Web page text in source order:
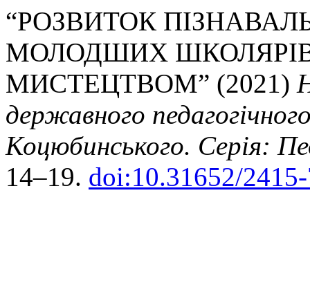
“РОЗВИТОК
МОЛОДШИХ
МИСТЕЦТВОМ” (2021)
державного
Коцюбинського. Серія:
14–19. doi:10.31652/